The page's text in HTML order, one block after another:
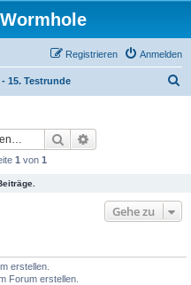
Anmelden
Registrieren
15. Testrunde
Suche
1 von 1
Gehe zu
erstellen.
Forum erstellen.